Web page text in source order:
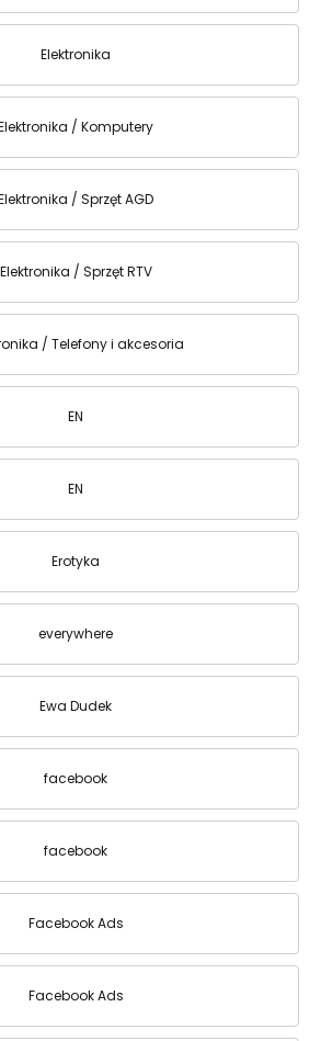
Elektronika
/ Komputery
/ Sprzęt AGD
Elektronika / Sprzęt RTV
/ Telefony i akcesoria
EN
EN
Erotyka
everywhere
Ewa Dudek
facebook
facebook
Facebook Ads
Facebook Ads